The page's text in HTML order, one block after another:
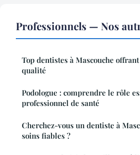
Professionnels — Nos
Top dentistes à Mascouche
qualité
Podologue : comprendre le rôle
professionnel de santé
Cherchez-vous un dentiste à
soins fiables ?